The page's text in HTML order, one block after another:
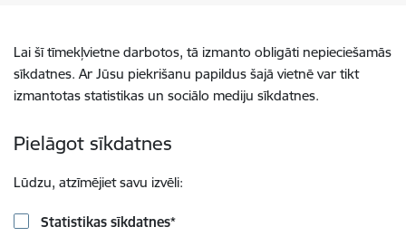
Lai šī tīmekļvietne darbotos, tā izmanto obligāti nepieciešamās
sīkdatnes. Ar Jūsu piekrišanu papildus šajā vietnē var tikt
izmantotas statistikas un sociālo mediju sīkdatnes.
Pielāgot sīkdatnes
Lūdzu, atzīmējiet savu izvēli:
Statistikas sīkdatnes*